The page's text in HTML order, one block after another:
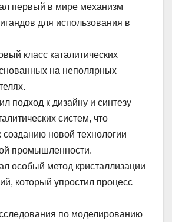
первый в мире механизм
для использования в
класс каталитических
на неполярных
подход к дизайну и синтезу
систем, что
созданию новой технологии
промышленности.
особый метод кристаллизации
который упростил процесс
по моделированию